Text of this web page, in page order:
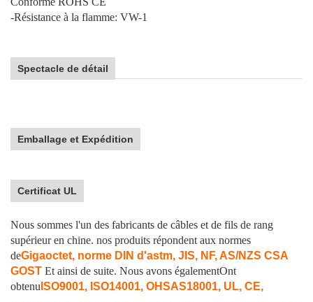
-Résistance à la flamme: VW-1
Spectacle de détail
Emballage et Expédition
Certificat UL
Nous sommes l'un des fabricants de câbles et de fils de rang
supérieur en chine. nos produits répondent aux normes
deGigaoctet, norme DIN d'astm, JIS, NF, AS/NZS CSA
GOST Et ainsi de suite. Nous avons égalementOnt
obtenu ISO9001, ISO14001, OHSAS18001, UL, CE,